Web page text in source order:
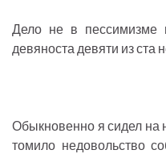
Дело не в пессимизме
девяноста девяти из ста
Обыкновенно я сидел на
томило недовольство